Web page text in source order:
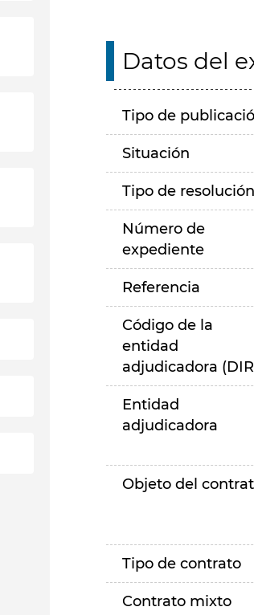
Datos del
Tipo de
Situación
Tipo de resolución
Número de
expediente
Referencia
Código de la
entidad
adjudicadora
Entidad
adjudicadora
Objeto del
Tipo de contrato
Contrato mixto